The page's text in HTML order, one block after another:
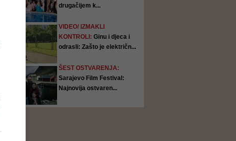
drugačijem k...
VIDEO/ IZMAKLI
KONTROLI: Ginu i djeca i
odrasli: Zašto je električn...
ŠEST OSTVARENJA:
Sarajevo Film Festival:
Najnovija ostvaren...